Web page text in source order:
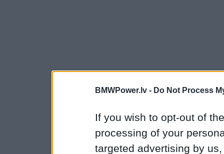
BMWPower.lv - Do Not Process
If you wish to opt-out of
processing of your
targeted advertising by